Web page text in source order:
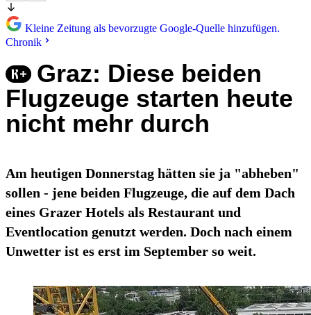
Kleine Zeitung als bevorzugte Google-Quelle hinzufügen.
Chronik
Graz: Diese beiden
Flugzeuge starten heute
nicht mehr durch
Am heutigen Donnerstag hätten sie ja "abheben"
sollen - jene beiden Flugzeuge, die auf dem Dach
eines Grazer Hotels als Restaurant und
Eventlocation genutzt werden. Doch nach einem
Unwetter ist es erst im September so weit.